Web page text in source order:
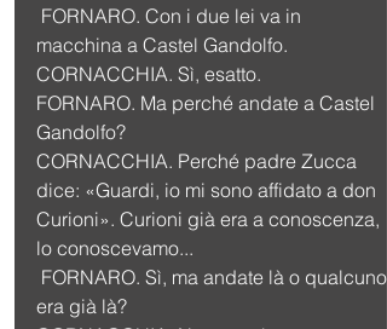
macchina a Castel Gandolfo.
CORNACCHIA. Sì, esatto.
FORNARO. Ma perché andate a Castel
Gandolfo?
CORNACCHIA. Perché padre Zucca
dice: «Guardi, io mi sono affidato a don
Curioni». Curioni già era a conoscenza,
lo conoscevamo...
era già là?